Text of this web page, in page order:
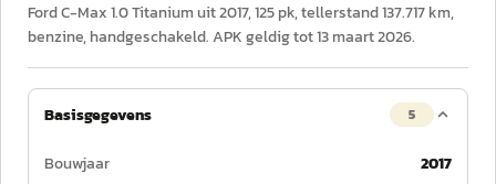
Ford C-Max 1.0 Titanium uit 2017, 125 pk, tellerstand 137.717 km,
benzine, handgeschakeld. APK geldig tot 13 maart 2026.
Basisgegevens 5
Bouwjaar
2017